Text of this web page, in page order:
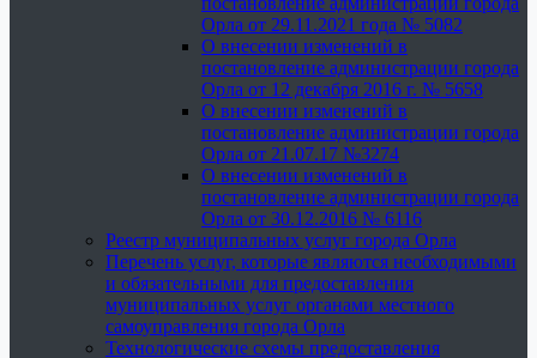
Орла от 29.11.2021 года № 5082
О внесении изменений в
постановление администрации города
Орла от 12 декабря 2016 г. № 5658
О внесении изменений в
постановление администрации города
Орла от 21.07.17 №3274
О внесении изменений в
постановление администрации города
Орла от 30.12.2016 № 6116
Реестр муниципальных услуг города Орла
Перечень услуг, которые являются необходимыми
и обязательными для предоставления
муниципальных услуг органами местного
самоуправления города Орла
Технологические схемы предоставления